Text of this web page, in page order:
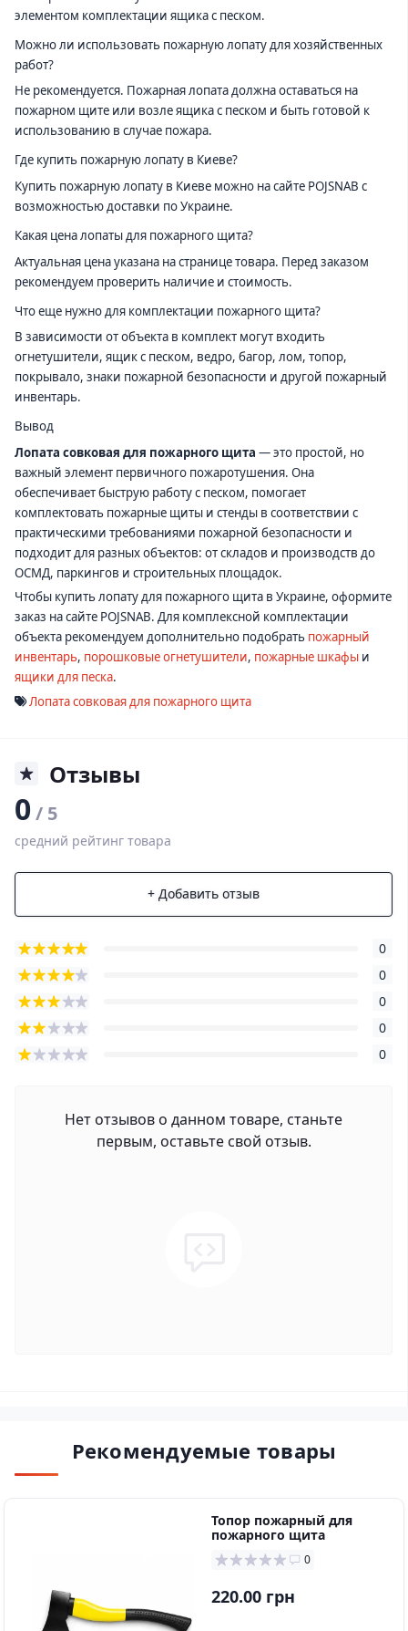
элементом комплектации ящика с песком.
Можно ли использовать пожарную лопату для хозяйственных
работ?
Не рекомендуется. Пожарная лопата должна оставаться на
пожарном щите или возле ящика с песком и быть готовой к
использованию в случае пожара.
Где купить пожарную лопату в Киеве?
Купить пожарную лопату в Киеве можно на сайте POJSNAB с
возможностью доставки по Украине.
Какая цена лопаты для пожарного щита?
Актуальная цена указана на странице товара. Перед заказом
рекомендуем проверить наличие и стоимость.
Что еще нужно для комплектации пожарного щита?
В зависимости от объекта в комплект могут входить
огнетушители, ящик с песком, ведро, багор, лом, топор,
покрывало, знаки пожарной безопасности и другой пожарный
инвентарь.
Вывод
Лопата совковая для пожарного щита — это простой, но
важный элемент первичного пожаротушения. Она
обеспечивает быструю работу с песком, помогает
комплектовать пожарные щиты и стенды в соответствии с
практическими требованиями пожарной безопасности и
подходит для разных объектов: от складов и производств до
ОСМД, паркингов и строительных площадок.
Чтобы купить лопату для пожарного щита в Украине, оформите
заказ на сайте POJSNAB. Для комплексной комплектации
объекта рекомендуем дополнительно подобрать пожарный
инвентарь, порошковые огнетушители, пожарные шкафы и
ящики для песка.
Лопата совковая для пожарного щита
Отзывы
0/ 5
средний рейтинг товара
+ Добавить отзыв
0
0
0
0
0
Нет отзывов о данном товаре, станьте
первым, оставьте свой отзыв.
Рекомендуемые товары
Топор пожарный для
пожарного щита
0
220.00 грн